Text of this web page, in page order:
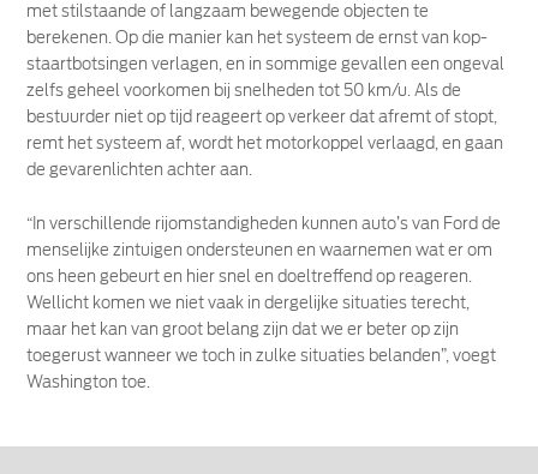
met stilstaande of langzaam bewegende objecten te
berekenen. Op die manier kan het systeem de ernst van kop-
staartbotsingen verlagen, en in sommige gevallen een ongeval
zelfs geheel voorkomen bij snelheden tot 50 km/u. Als de
bestuurder niet op tijd reageert op verkeer dat afremt of stopt,
remt het systeem af, wordt het motorkoppel verlaagd, en gaan
de gevarenlichten achter aan.
“In verschillende rijomstandigheden kunnen auto’s van Ford de
menselijke zintuigen ondersteunen en waarnemen wat er om
ons heen gebeurt en hier snel en doeltreffend op reageren.
Wellicht komen we niet vaak in dergelijke situaties terecht,
maar het kan van groot belang zijn dat we er beter op zijn
toegerust wanneer we toch in zulke situaties belanden”, voegt
Washington toe.